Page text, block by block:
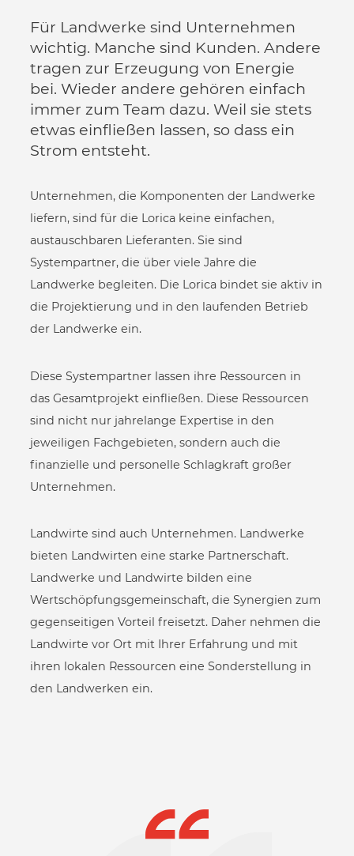
Für Landwerke sind Unternehmen
wichtig. Manche sind Kunden. Andere
tragen zur Erzeugung von Energie
bei. Wieder andere gehören einfach
immer zum Team dazu. Weil sie stets
etwas einfließen lassen, so dass ein
Strom entsteht.
Unternehmen, die Komponenten der Landwerke
liefern, sind für die Lorica keine einfachen,
austauschbaren Lieferanten. Sie sind
Systempartner, die über viele Jahre die
Landwerke begleiten. Die Lorica bindet sie aktiv in
die Projektierung und in den laufenden Betrieb
der Landwerke ein.
Diese Systempartner lassen ihre Ressourcen in
das Gesamtprojekt einfließen. Diese Ressourcen
sind nicht nur jahrelange Expertise in den
jeweiligen Fachgebieten, sondern auch die
finanzielle und personelle Schlagkraft großer
Unternehmen.
Landwirte sind auch Unternehmen. Landwerke
bieten Landwirten eine starke Partnerschaft.
Landwerke und Landwirte bilden eine
Wertschöpfungsgemeinschaft, die Synergien zum
gegenseitigen Vorteil freisetzt. Daher nehmen die
Landwirte vor Ort mit Ihrer Erfahrung und mit
ihren lokalen Ressourcen eine Sonderstellung in
den Landwerken ein.